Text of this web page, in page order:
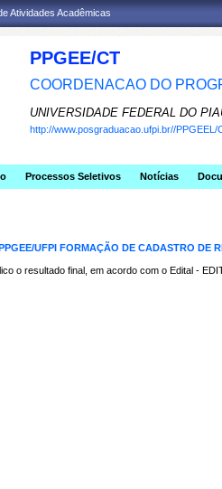
Atividades Acadêmicas
PPGEE/CT
COORDENACAO DO
UNIVERSIDADE FEDERAL DO
http://www.posgraduacao.ufpi.br//PPGEEL/
Processos Seletivos Notícias
UFPI FORMAÇÃO DE CADASTRO DE
o resultado final, em acordo com o Edital -